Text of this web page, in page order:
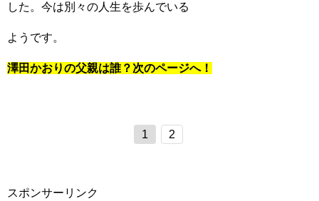
した。今は別々の人生を歩んでいる
ようです。
澤田かおりの父親は誰？次のページへ！
1 2
スポンサーリンク